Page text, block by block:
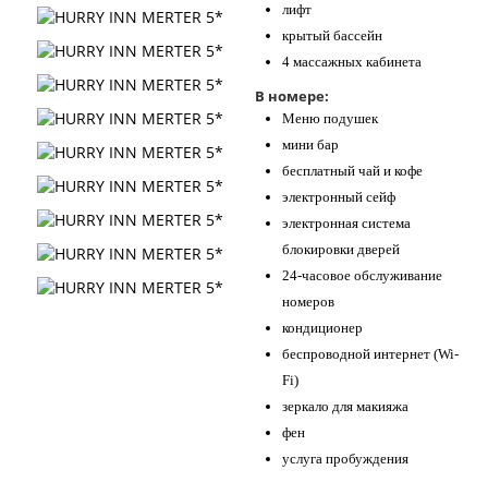
лифт
крытый бассейн
4 массажных кабинета
В номере:
Меню подушек
мини бар
бесплатный чай и кофе
электронный сейф
электронная система
блокировки дверей
24-часовое обслуживание
номеров
кондиционер
беспроводной интернет (Wi-
Fi)
зеркало для макияжа
фен
услуга пробуждения